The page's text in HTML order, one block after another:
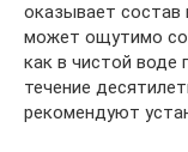
оказывает состав
может ощутимо
как в чистой воде
течение
рекомендуют